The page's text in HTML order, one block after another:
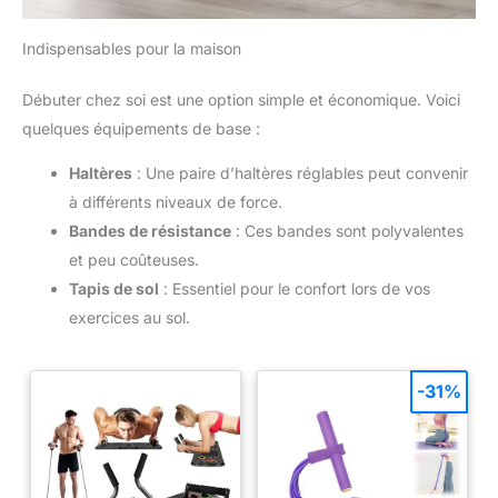
Indispensables pour la maison
Débuter chez soi est une option simple et économique. Voici
quelques équipements de base :
Haltères : Une paire d’haltères réglables peut convenir
à différents niveaux de force.
Bandes de résistance : Ces bandes sont polyvalentes
et peu coûteuses.
Tapis de sol : Essentiel pour le confort lors de vos
exercices au sol.
-31%